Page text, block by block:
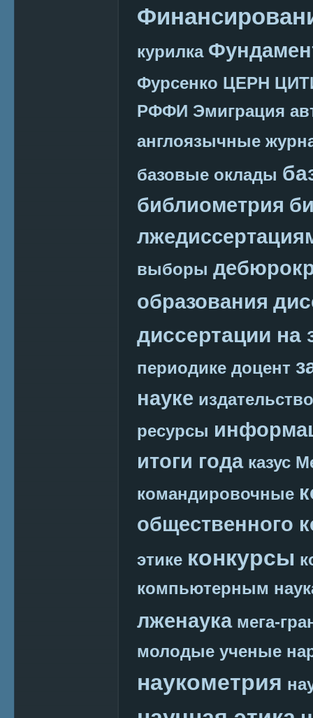
курилка
Фурсенко ЦЕРН
РФФИ Эмиграция
англоязычные
базовые оклады
библиометрия
выборы
образования
диссертации на
периодике доцент
науке издательство
ресурсы
итоги года казус
командировочные
общественного
этике конкурсы
компьютерным
лженаука мега-
молодые ученые
наукометрия